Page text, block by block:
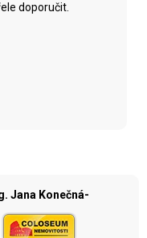
doporučit.
Jana Konečná-